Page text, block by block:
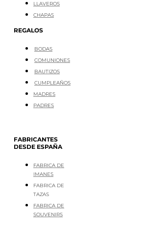
LLAVEROS
CHAPAS
REGALOS
BODAS
COMUNIONES
BAUTIZOS
CUMPLEAÑOS
MADRES
PADRES
FABRICANTES
DESDE ESPAÑA
FABRICA DE
IMANES
FABRICA DE
TAZAS
FABRICA DE
SOUVENIRS